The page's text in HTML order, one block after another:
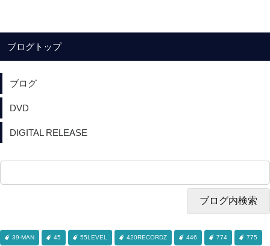
ブログトップ
ブログ
DVD
DIGITAL RELEASE
39-MAN 45 55LEVEL 420RECORDZ 446 774 775